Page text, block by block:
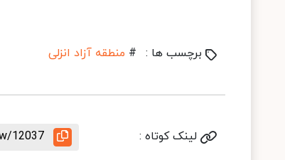
برچسب ها : # منطقه آزاد انزلی
لینک کوتاه : 12037